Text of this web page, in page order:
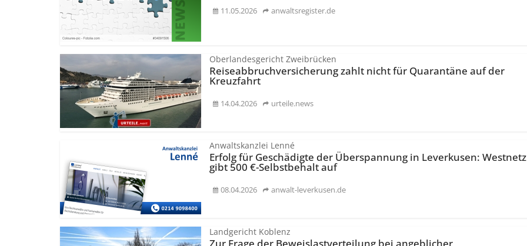
11.05.2026 anwaltsregister.de
Oberlandesgericht Zweibrücken
Reiseabbruch­versicherung zahlt nicht für Quarantäne auf der
Kreuzfahrt
14.04.2026 urteile.news
Anwaltskanzlei Lenné
Erfolg für Geschädigte der Überspannung in Leverkusen: Westnetz
gibt 500 €-Selbstbehalt auf
08.04.2026 anwalt-leverkusen.de
Landgericht Koblenz
Zur Frage der Beweislast­verteilung bei angeblicher